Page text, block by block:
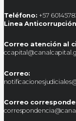
Teléfono: +57
Linea
Correo atención al
Correo:
Correo